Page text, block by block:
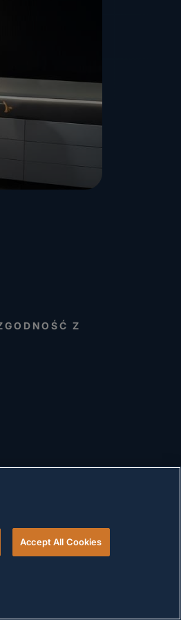
Z
© 2026 Versigent. All rights reserved
Accept All Cookies